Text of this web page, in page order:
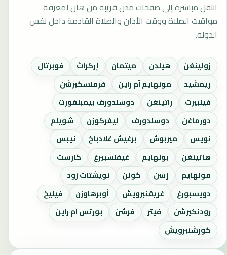
انتقل مباشرة إلى صفحات مدن قريبة من هان لمعرفة
مواقيت الصلاة ووقت الأذان والصلاة القادمة داخل نفس
الدولة.
زولينغن هيلدن ميتمان إركراث
فوبرتال
ريمشيد
مونهايم آم راين
فرملسكيرشن
فيلبيرت
راتينغن
دوسلدورف بيمبلفورت
دورماغن
دوسلدورف ليفركوزن
شويلم
نويس
ميربوش برغيش غلادباخ
نيبس
هاتينغن
بولهايم غيفلسبيرغ
كارست
مولهايم
إسن كولن
نويشتات زود
دويسبورغ
غريفنبرويش أوبرهاوزن
فيليخ
رودنكيرشن
فيتر فرشن
بورتس آم راين
كورشنبرويش